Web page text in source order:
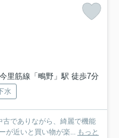
里筋線「鴫野」駅 徒歩7分
水
でありながら、綺麗で機能
が近いと買い物が楽... もっと